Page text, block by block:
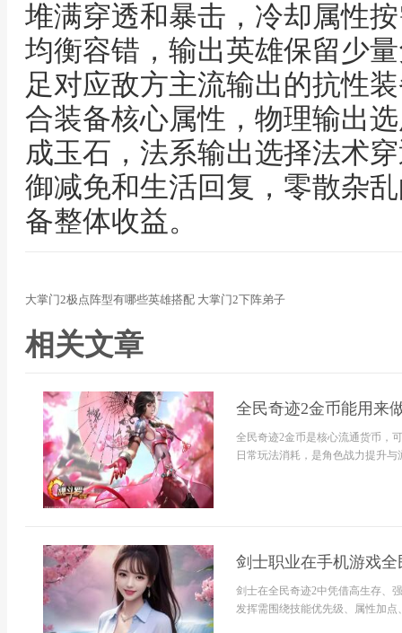
堆满穿透和暴击，冷却属性
均衡容错，输出英雄保留少
足对应敌方主流输出的抗性
合装备核心属性，物理输出
成玉石，法系输出选择法术
御减免和生活回复，零散杂
备整体收益。
大掌门2极点阵型有哪些英雄搭配 大掌门2下阵弟子
相关文章
全民奇迹2金币能用来
全民奇迹2金币是核心流通货币，
日常玩法消耗，是角色战力提升
剑士职业在手机游戏
剑士在全民奇迹2中凭借高生存、
发挥需围绕技能优先级、属性加